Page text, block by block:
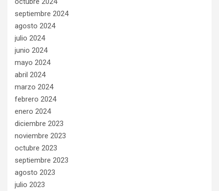
septiembre 2024
agosto 2024
julio 2024
junio 2024
mayo 2024
abril 2024
marzo 2024
febrero 2024
enero 2024
diciembre 2023
noviembre 2023
octubre 2023
septiembre 2023
agosto 2023
julio 2023